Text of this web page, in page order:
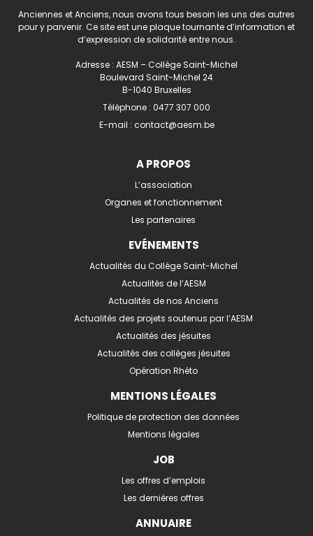
Anciennes et Anciens, nous avons tous besoin les uns des autres
pour y parvenir. Ce site est une plaque tournante d’information et
d’expression de solidarité entre nous.
Adresse : AESM – Collège Saint-Michel
Boulevard Saint-Michel 24
B-1040 Bruxelles
Téléphone : 0477 307 000
E-mail : contact@aesm.be
A PROPOS
L’association
Organes et fonctionnement
Les partenaires
EVÉNEMENTS
Actualités du Collège Saint-Michel
Actualités de l’AESM
Actualités de nos Anciens
Actualités des projets soutenus par l’AESM
Actualités des jésuites
Actualités des collèges jésuites
Opération Rhéto
MENTIONS LÉGALES
Politique de protection des données
Mentions légales
JOB
Les offres d’emplois
Les dernières offres
ANNUAIRE